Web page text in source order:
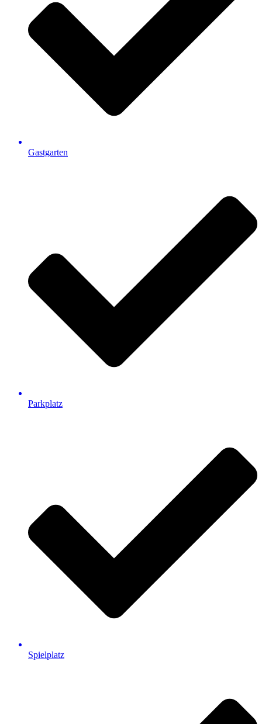
Gastgarten
Parkplatz
Spielplatz